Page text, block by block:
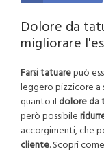
Dolore da
migliorare
Farsi tatuarepuò
leggero pizzicore a
quanto il dolore
però possibile
accorgimenti, che
cliente. Scopri